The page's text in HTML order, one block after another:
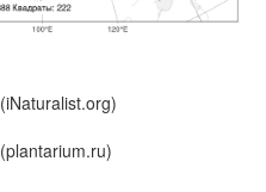
(iNaturalist.org)
(plantarium.ru)